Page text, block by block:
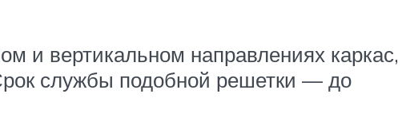
и вертикальном направлениях каркас,
службы подобной решетки — до